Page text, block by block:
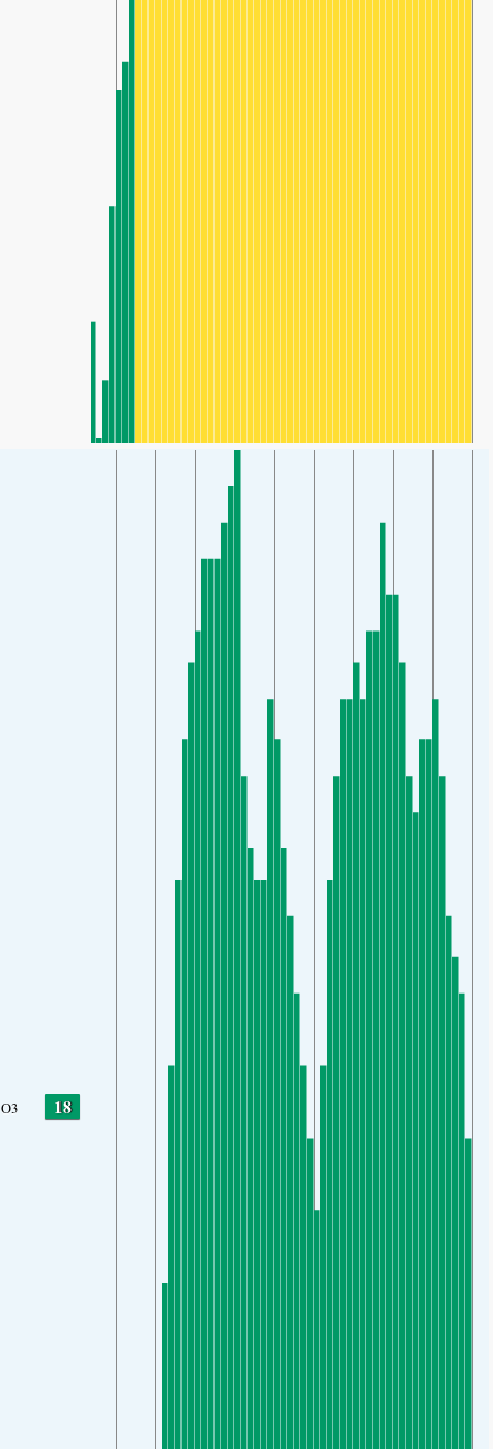
O3 18